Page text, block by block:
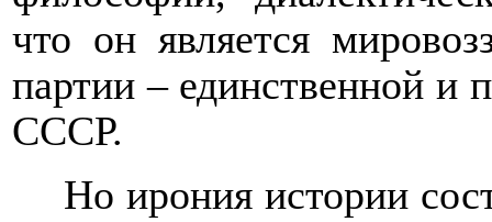
что он является
партии – единственной и
СССР.
Но ирония истории